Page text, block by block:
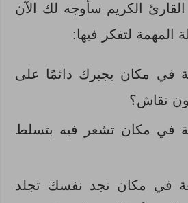
الكريم سأوجه لك الآن
المهمة لتفكر فيها:
في مكان يجبرك دائمًا على
نقاش؟
في مكان تشعر فيه بتسلط
في مكان تجد نفسك تجلد